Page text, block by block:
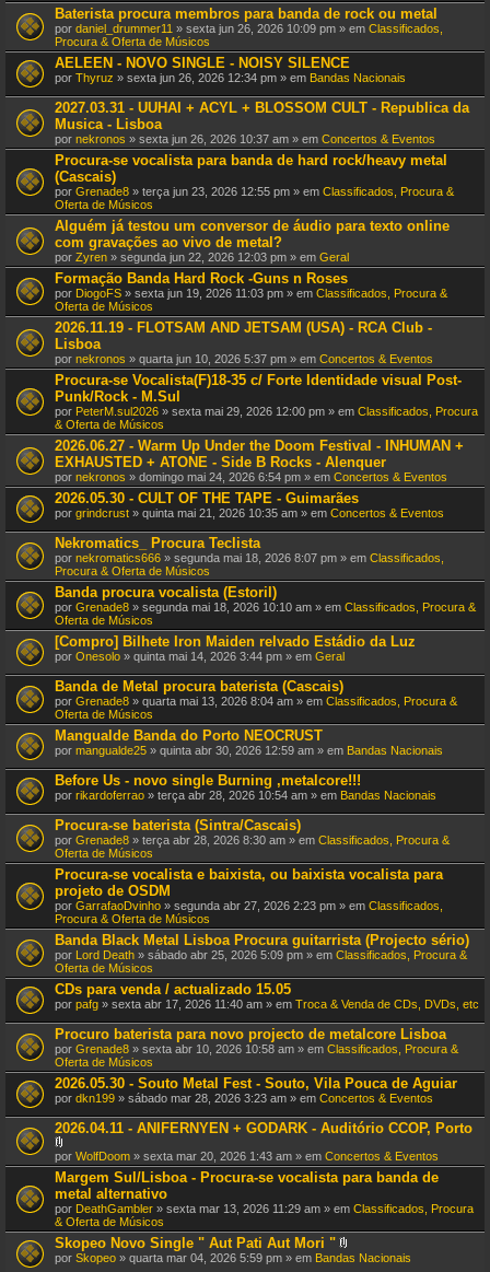
Baterista procura membros para banda de rock ou metal
por daniel_drummer11 » sexta jun 26, 2026 10:09 pm » em Classificados,
Procura & Oferta de Músicos
AELEEN - NOVO SINGLE - NOISY SILENCE
por Thyruz » sexta jun 26, 2026 12:34 pm » em Bandas Nacionais
2027.03.31 - UUHAI + ACYL + BLOSSOM CULT - Republica da
Musica - Lisboa
por nekronos » sexta jun 26, 2026 10:37 am » em Concertos & Eventos
Procura-se vocalista para banda de hard rock/heavy metal
(Cascais)
por Grenade8 » terça jun 23, 2026 12:55 pm » em Classificados, Procura &
Oferta de Músicos
Alguém já testou um conversor de áudio para texto online
com gravações ao vivo de metal?
por Zyren » segunda jun 22, 2026 12:03 pm » em Geral
Formação Banda Hard Rock -Guns n Roses
por DiogoFS » sexta jun 19, 2026 11:03 pm » em Classificados, Procura &
Oferta de Músicos
2026.11.19 - FLOTSAM AND JETSAM (USA) - RCA Club -
Lisboa
por nekronos » quarta jun 10, 2026 5:37 pm » em Concertos & Eventos
Procura-se Vocalista(F)18-35 c/ Forte Identidade visual Post-
Punk/Rock - M.Sul
por PeterM.sul2026 » sexta mai 29, 2026 12:00 pm » em Classificados, Procura
& Oferta de Músicos
2026.06.27 - Warm Up Under the Doom Festival - INHUMAN +
EXHAUSTED + ATONE - Side B Rocks - Alenquer
por nekronos » domingo mai 24, 2026 6:54 pm » em Concertos & Eventos
2026.05.30 - CULT OF THE TAPE - Guimarães
por grindcrust » quinta mai 21, 2026 10:35 am » em Concertos & Eventos
Nekromatics_ Procura Teclista
por nekromatics666 » segunda mai 18, 2026 8:07 pm » em Classificados,
Procura & Oferta de Músicos
Banda procura vocalista (Estoril)
por Grenade8 » segunda mai 18, 2026 10:10 am » em Classificados, Procura &
Oferta de Músicos
[Compro] Bilhete Iron Maiden relvado Estádio da Luz
por Onesolo » quinta mai 14, 2026 3:44 pm » em Geral
Banda de Metal procura baterista (Cascais)
por Grenade8 » quarta mai 13, 2026 8:04 am » em Classificados, Procura &
Oferta de Músicos
Mangualde Banda do Porto NEOCRUST
por mangualde25 » quinta abr 30, 2026 12:59 am » em Bandas Nacionais
Before Us - novo single Burning ,metalcore!!!
por rikardoferrao » terça abr 28, 2026 10:54 am » em Bandas Nacionais
Procura-se baterista (Sintra/Cascais)
por Grenade8 » terça abr 28, 2026 8:30 am » em Classificados, Procura &
Oferta de Músicos
Procura-se vocalista e baixista, ou baixista vocalista para
projeto de OSDM
por GarrafaoDvinho » segunda abr 27, 2026 2:23 pm » em Classificados,
Procura & Oferta de Músicos
Banda Black Metal Lisboa Procura guitarrista (Projecto sério)
por Lord Death » sábado abr 25, 2026 5:09 pm » em Classificados, Procura &
Oferta de Músicos
CDs para venda / actualizado 15.05
por pafg » sexta abr 17, 2026 11:40 am » em Troca & Venda de CDs, DVDs, etc
Procuro baterista para novo projecto de metalcore Lisboa
por Grenade8 » sexta abr 10, 2026 10:58 am » em Classificados, Procura &
Oferta de Músicos
2026.05.30 - Souto Metal Fest - Souto, Vila Pouca de Aguiar
por dkn199 » sábado mar 28, 2026 3:23 am » em Concertos & Eventos
2026.04.11 - ANIFERNYEN + GODARK - Auditório CCOP, Porto
A
n
e
x
o
(
s
)
por WolfDoom » sexta mar 20, 2026 1:43 am » em Concertos & Eventos
Margem Sul/Lisboa - Procura-se vocalista para banda de
metal alternativo
por DeathGambler » sexta mar 13, 2026 11:29 am » em Classificados, Procura
& Oferta de Músicos
Skopeo Novo Single " Aut Pati Aut Mori "
A
por Skopeo » quarta mar 04, 2026 5:59 pm » em Bandas Nacionais